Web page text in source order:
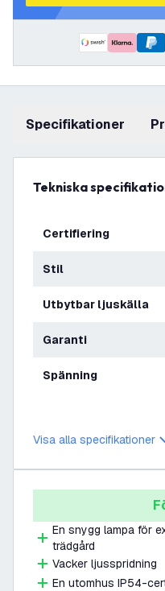
Specifikationer
Tekniska
Certifiering
Stil
Utbytbar ljuskälla
Garanti
Spänning
Visa alla specifikationer
En snygg lampa för
trädgård
Vacker ljusspridning
En utomhus IP54-